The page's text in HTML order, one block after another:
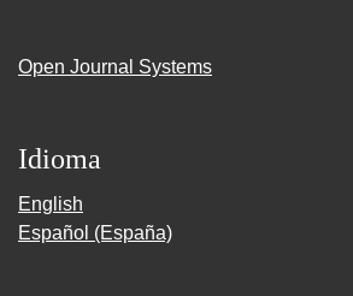
Open Journal Systems
Idioma
English
Español (España)